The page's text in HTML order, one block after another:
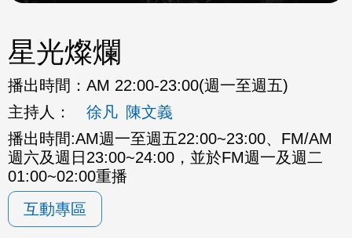
星光燦爛
播出時間： AM 22:00-23:00(週一至週五)
主持人：
徐凡 陳文義
播出時間:AM週一至週五22:00~23:00、FM/AM
週六及週日23:00~24:00，並於FM週一及週二
01:00~02:00重播
互動專區